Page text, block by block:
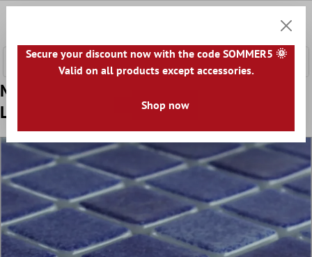
Muster von Glas Schwimmbad Pool Mosaik
Lagune R11C Dunkelblau
Secure your discount now with the code SOMMER5 🌞
Valid on all products except accessories.
Shop now